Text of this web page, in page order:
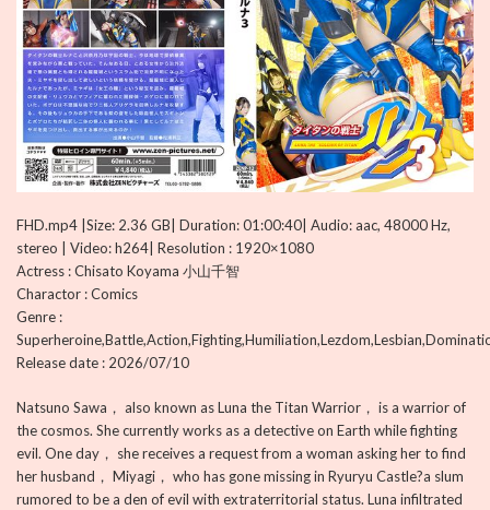
FHD.mp4 |Size: 2.36 GB| Duration: 01:00:40| Audio: aac, 48000 Hz,
stereo | Video: h264| Resolution : 1920×1080
Actress : Chisato Koyama 小山千智
Charactor : Comics
Genre :
Release date : 2026/07/10
Natsuno Sawa， also known as Luna the Titan Warrior， is a warrior of
the cosmos. She currently works as a detective on Earth while fighting
evil. One day， she receives a request from a woman asking her to find
her husband， Miyagi， who has gone missing in Ryuryu Castle?a slum
rumored to be a den of evil with extraterritorial status. Luna infiltrated